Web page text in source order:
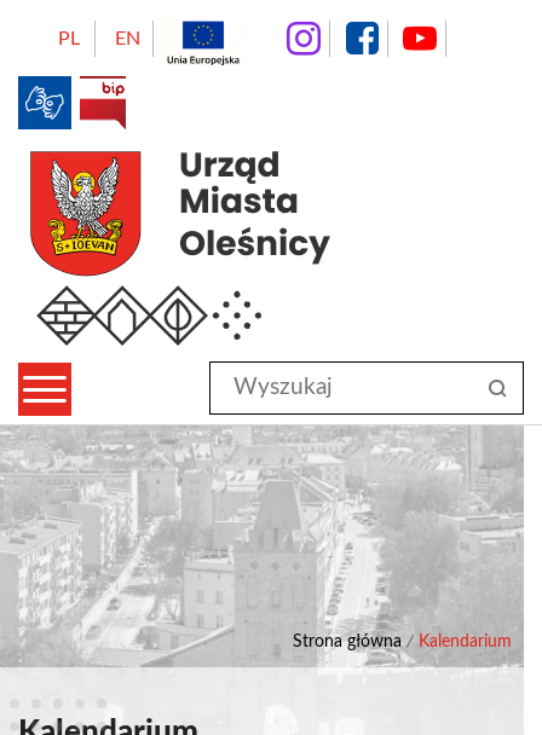
PL EN instagram
Wyszukaj
w
serwisie
Strona główna / Kalendarium